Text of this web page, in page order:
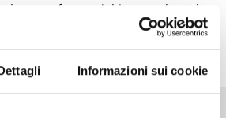
Informazioni sui cookie
conferma dei loro reciproci
a compiere un ulteriore